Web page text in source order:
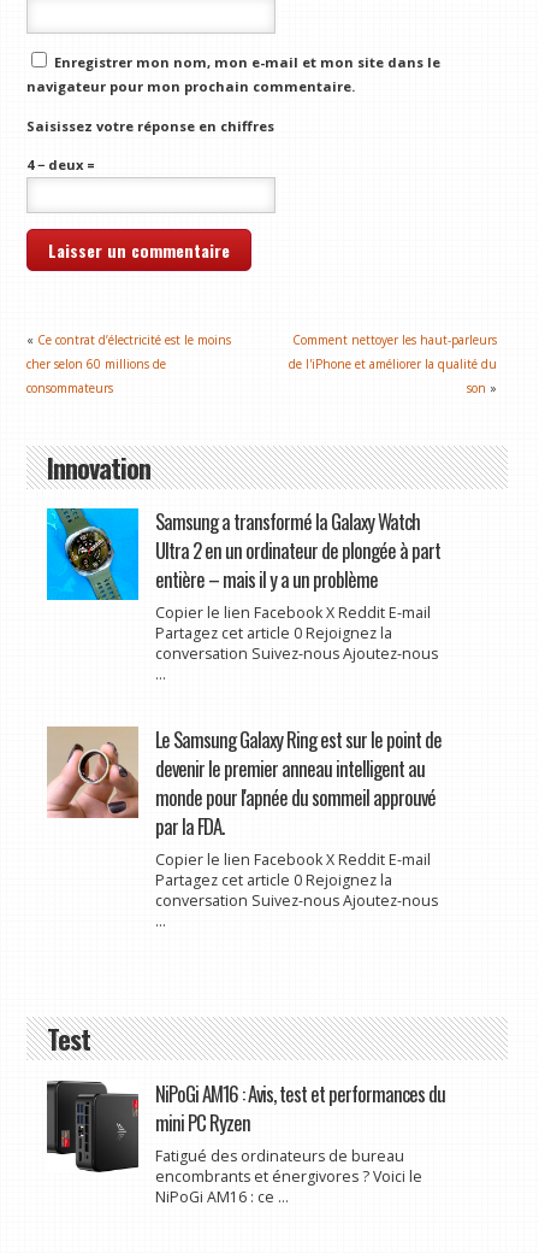
Enregistrer mon nom, mon e-mail et mon site dans le
navigateur pour mon prochain commentaire.
Saisissez votre réponse en chiffres
4 − deux =
« Ce contrat d’électricité est le moins
cher selon 60 millions de
consommateurs
Comment nettoyer les haut-parleurs
de l'iPhone et améliorer la qualité du
son »
Innovation
Samsung a transformé la Galaxy Watch
Ultra 2 en un ordinateur de plongée à part
entière – mais il y a un problème
Copier le lien Facebook X Reddit E-mail
Partagez cet article 0 Rejoignez la
conversation Suivez-nous Ajoutez-nous
...
Le Samsung Galaxy Ring est sur le point de
devenir le premier anneau intelligent au
monde pour l'apnée du sommeil approuvé
par la FDA.
Copier le lien Facebook X Reddit E-mail
Partagez cet article 0 Rejoignez la
conversation Suivez-nous Ajoutez-nous
...
Test
NiPoGi AM16 : Avis, test et performances du
mini PC Ryzen
Fatigué des ordinateurs de bureau
encombrants et énergivores ? Voici le
NiPoGi AM16 : ce ...